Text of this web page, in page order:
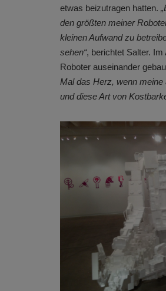
etwas beizutragen hatten.
den größten meiner
kleinen Aufwand zu
sehen“, berichtet Salter.
Roboter auseinander
Mal das Herz, wenn meine
und diese Art von